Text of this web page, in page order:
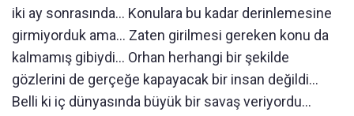
iki ay sonrasında... Konulara bu kadar derinlemesine
girmiyorduk ama... Zaten girilmesi gereken konu da
kalmamış gibiydi... Orhan herhangi bir şekilde
gözlerini de gerçeğe kapayacak bir insan değildi...
Belli ki iç dünyasında büyük bir savaş veriyordu...